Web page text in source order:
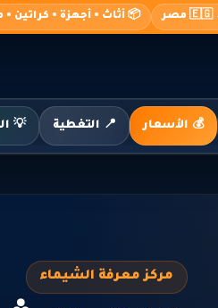
📦 أثاث • أجهزة • كراتين
💰 الأسعار 📍 التغطية 💡
مركز معرفة الشيماء